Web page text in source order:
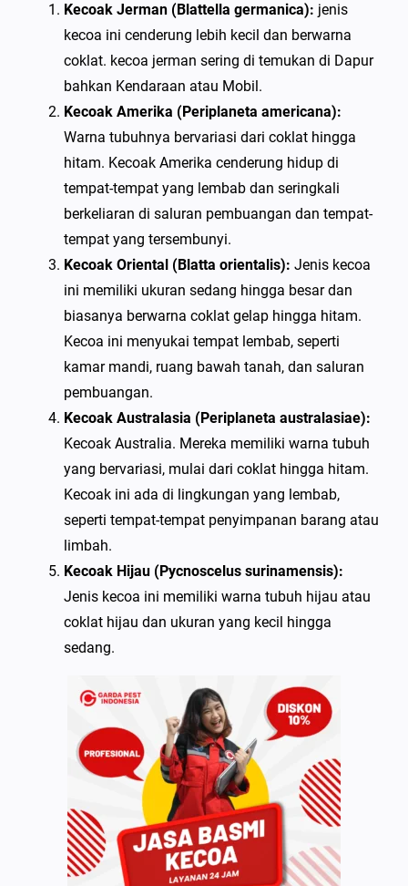
Kecoak Jerman (Blattella germanica): jenis
kecoa ini cenderung lebih kecil dan berwarna
coklat. kecoa jerman sering di temukan di Dapur
bahkan Kendaraan atau Mobil.
Kecoak Amerika (Periplaneta americana):
Warna tubuhnya bervariasi dari coklat hingga
hitam. Kecoak Amerika cenderung hidup di
tempat-tempat yang lembab dan seringkali
berkeliaran di saluran pembuangan dan tempat-
tempat yang tersembunyi.
Kecoak Oriental (Blatta orientalis): Jenis kecoa
ini memiliki ukuran sedang hingga besar dan
biasanya berwarna coklat gelap hingga hitam.
Kecoa ini menyukai tempat lembab, seperti
kamar mandi, ruang bawah tanah, dan saluran
pembuangan.
Kecoak Australasia (Periplaneta australasiae):
Kecoak Australia. Mereka memiliki warna tubuh
yang bervariasi, mulai dari coklat hingga hitam.
Kecoak ini ada di lingkungan yang lembab,
seperti tempat-tempat penyimpanan barang atau
limbah.
Kecoak Hijau (Pycnoscelus surinamensis):
Jenis kecoa ini memiliki warna tubuh hijau atau
coklat hijau dan ukuran yang kecil hingga
sedang.